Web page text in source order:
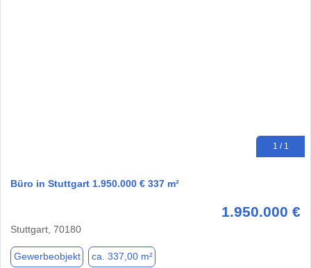
1 / 1
Büro in Stuttgart 1.950.000 € 337 m²
1.950.000 €
Stuttgart, 70180
Gewerbeobjekt ca. 337,00 m²